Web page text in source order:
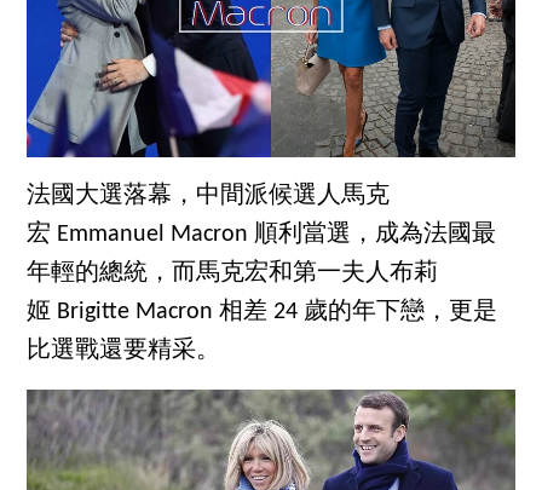
法國大選落幕，中間派候選人馬克
宏 Emmanuel Macron 順利當選，成為法國最
年輕的總統，而馬克宏和第一夫人布莉
姬 Brigitte Macron 相差 24 歲的年下戀，更是
比選戰還要精采。